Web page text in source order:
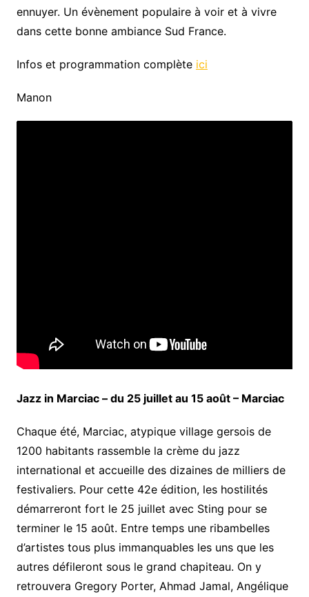
ennuyer. Un évènement populaire à voir et à vivre
dans cette bonne ambiance Sud France.
Infos et programmation complète ici
Manon
Jazz in Marciac – du 25 juillet au 15 août – Marciac
Chaque été, Marciac, atypique village gersois de
1200 habitants rassemble la crème du jazz
international et accueille des dizaines de milliers de
festivaliers. Pour cette 42eédition, les hostilités
démarreront fort le 25 juillet avec Sting pour se
terminer le 15 août. Entre temps une ribambelles
d’artistes tous plus immanquables les uns que les
autres défileront sous le grand chapiteau. On y
retrouvera Gregory Porter, Ahmad Jamal, Angélique